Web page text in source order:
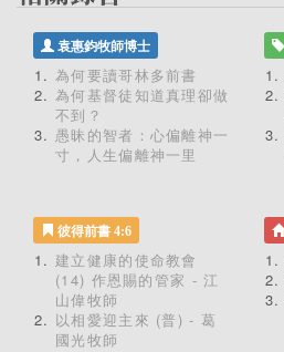
袁惠鈞牧師博士
為何要讀哥林多前書
為何基督徒知道真理卻做
不到？
愚昧的智者：心偏離神一
寸，人生偏離神一里
彼得前書 4:6
建立健康的使命教會
(14) 作恩賜的管家 - 江
山偉牧師
以相愛迎主來 (普) - 葛
國光牧師